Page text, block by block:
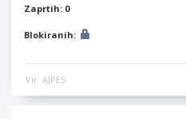
Zaprtih: 0
Blokiranih:
Vir: AJPES